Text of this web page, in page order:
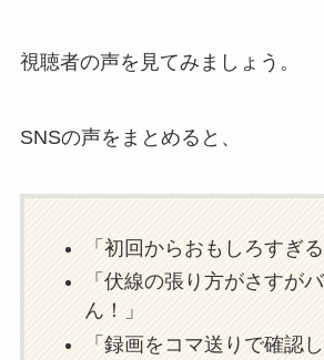
視聴者の声を見てみましょう。
SNSの声をまとめると、
「初回からおもしろすぎる
「伏線の張り方がさすが
ん！」
「録画をコマ送りで確認